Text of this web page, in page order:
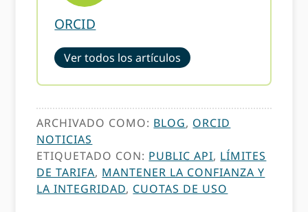
ORCID
Ver todos los artículos
ARCHIVADO COMO: BLOG, ORCID
NOTICIAS
ETIQUETADO CON: PUBLIC API, LÍMITES
DE TARIFA, MANTENER LA CONFIANZA Y
LA INTEGRIDAD, CUOTAS DE USO